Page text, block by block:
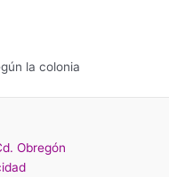
la colonia
Obregón